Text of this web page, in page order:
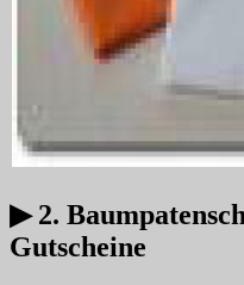
▶ 2.
Gutscheine